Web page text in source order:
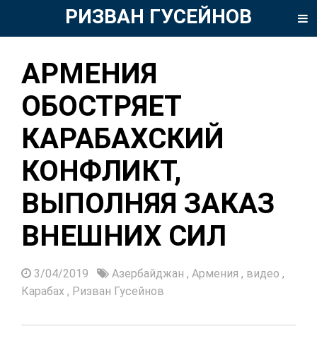
РИЗВАН ГУСЕЙНОВ
АРМЕНИЯ
ОБОСТРЯЕТ
КАРАБАХСКИЙ
КОНФЛИКТ,
ВЫПОЛНЯЯ ЗАКАЗ
ВНЕШНИХ СИЛ
3/04/2019 Азербайджан , Армения , видео ,
Карабах , Ризван Гусейнов